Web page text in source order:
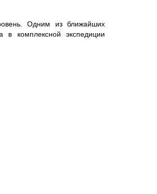
Одним из ближайших
в комплексной экспедиции